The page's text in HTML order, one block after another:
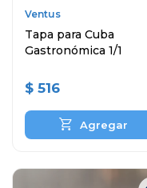
Ventus
Tapa para Cuba
Gastronómica 1/1
$ 516